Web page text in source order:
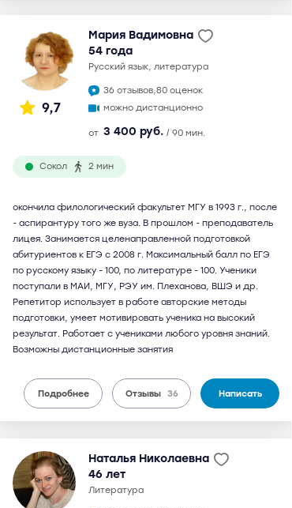
9,7
Мария Вадимовна
54 года
русский язык, литература
36 отзывов,80 оценок
можно дистанционно
от 3 400 руб. / 90 мин.
Сокол 2 мин
окончила филологический факультет МГУ в 1993 г., после
- аспирантуру того же вуза. В прошлом - преподаватель
лицея. Занимается целенаправленной подготовкой
абитуриентов к ЕГЭ с 2008 г. Максимальный балл по ЕГЭ
по русскому языку - 100, по литературе - 100. Ученики
поступали в МАИ, МГУ, РЭУ им. Плеханова, ВШЭ и др.
Репетитор использует в работе авторские методы
подготовки, умеет мотивировать ученика на высокий
результат. Работает с учениками любого уровня знаний.
Возможны дистанционные занятия
Подробнее Отзывы 36 Написать
Наталья Николаевна
46 лет
литература